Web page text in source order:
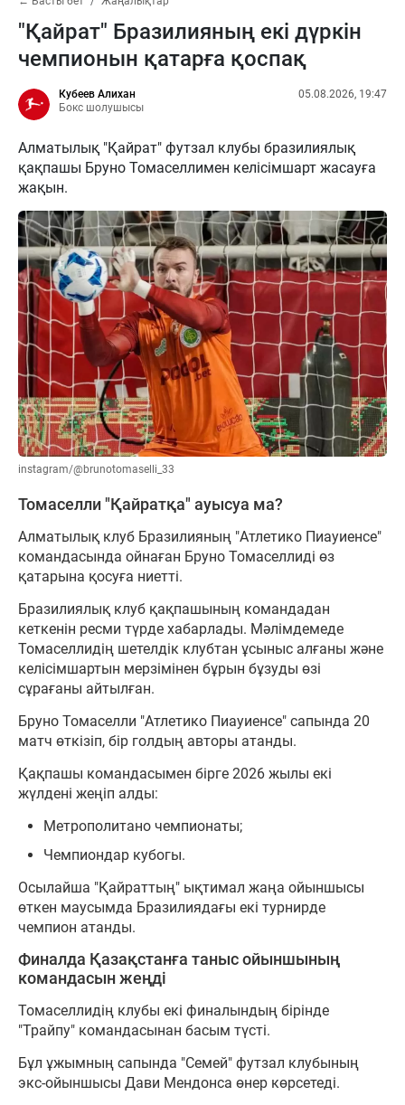
"Қайрат" Бразилияның екі дүркін
чемпионын қатарға қоспақ
Кубеев Алихан
Бокс шолушысы
05.08.2026, 19:47
Алматылық "Қайрат" футзал клубы бразилиялық
қақпашы Бруно Томаселлимен келісімшарт жасауға
жақын.
instagram/@brunotomaselli_33
Томаселли "Қайратқа" ауысуа ма?
Алматылық клуб Бразилияның "Атлетико Пиауиенсе"
командасында ойнаған Бруно Томаселлиді өз
қатарына қосуға ниетті.
Бразилиялық клуб қақпашының командадан
кеткенін ресми түрде хабарлады. Мәлімдемеде
Томаселлидің шетелдік клубтан ұсыныс алғаны және
келісімшартын мерзімінен бұрын бұзуды өзі
сұрағаны айтылған.
Бруно Томаселли "Атлетико Пиауиенсе" сапында 20
матч өткізіп, бір голдың авторы атанды.
Қақпашы командасымен бірге 2026 жылы екі
жүлдені жеңіп алды:
Метрополитано чемпионаты;
Чемпиондар кубогы.
Осылайша "Қайраттың" ықтимал жаңа ойыншысы
өткен маусымда Бразилиядағы екі турнирде
чемпион атанды.
Финалда Қазақстанға таныс ойыншының
командасын жеңді
Томаселлидің клубы екі финалындың бірінде
"Трайпу" командасынан басым түсті.
Бұл ұжымның сапында "Семей" футзал клубының
экс-ойыншысы Дави Мендонса өнер көрсетеді.